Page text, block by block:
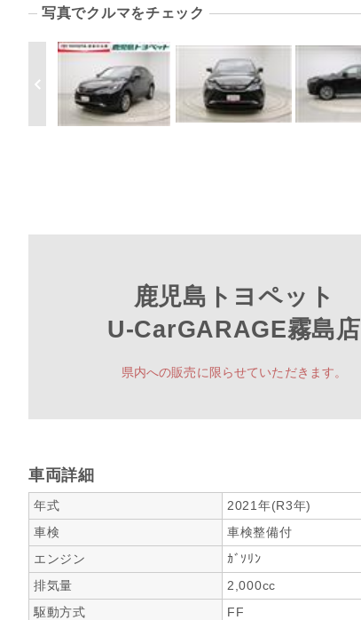
写真でクルマをチェック
鹿児島トヨペット
U-CarGARAGE霧島店
県内への販売に限らせていただきます。
車両詳細
年式 2021年(R3年)
車検
車検整備付
エンジン
ｶﾞｿﾘﾝ
排気量
2,000cc
駆動方式
FF